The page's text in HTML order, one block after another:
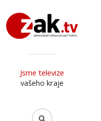
Jsme televize
vašeho kraje